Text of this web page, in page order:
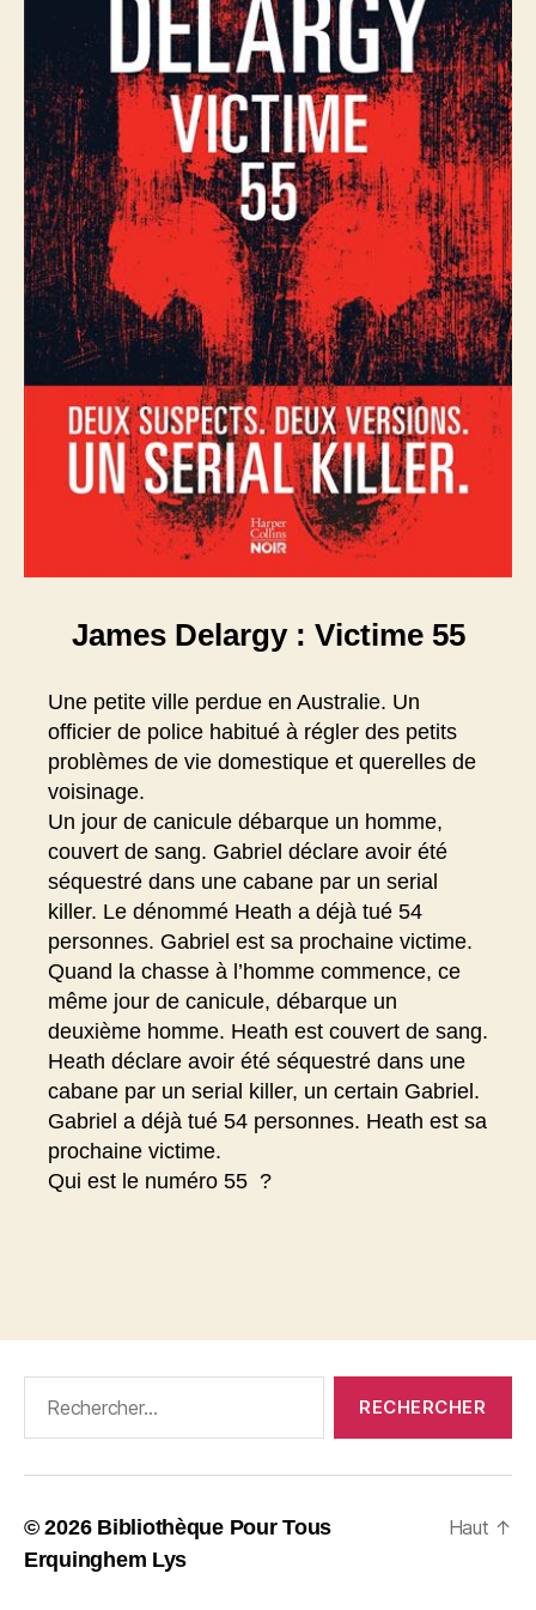
James Delargy : Victime 55
Une petite ville perdue en Australie. Un
officier de police habitué à régler des petits
problèmes de vie domestique et querelles de
voisinage.
Un jour de canicule débarque un homme,
couvert de sang. Gabriel déclare avoir été
séquestré dans une cabane par un serial
killer. Le dénommé Heath a déjà tué 54
personnes. Gabriel est sa prochaine victime.
Quand la chasse à l’homme commence, ce
même jour de canicule, débarque un
deuxième homme. Heath est couvert de sang.
Heath déclare avoir été séquestré dans une
cabane par un serial killer, un certain Gabriel.
Gabriel a déjà tué 54 personnes. Heath est sa
prochaine victime.
Qui est le numéro 55 ?
© 2026 Bibliothèque Pour Tous
Erquinghem Lys
Haut ↑